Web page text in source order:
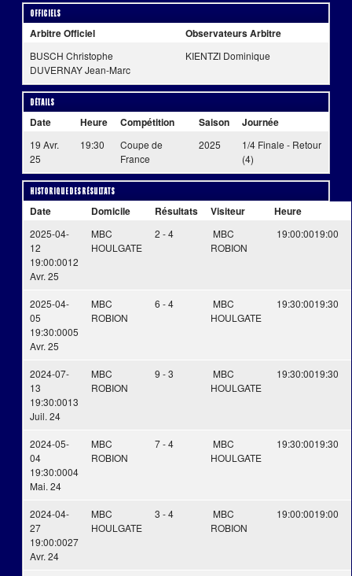
Officiels
Arbitre Officiel Observateurs Arbitre
BUSCH Christophe
DUVERNAY Jean-Marc
KIENTZI Dominique
Détails
Date Heure Compétition Saison Journée
19 Avr.
25
19:30
Coupe de
France
2025
1/4 Finale - Retour
(4)
Historique des résultats
Date Domicile Résultats Visiteur Heure
2025-04-
12
19:00:0012
Avr. 25
MBC
HOULGATE
2 - 4
MBC
ROBION
19:00:0019:00
2025-04-
05
19:30:0005
Avr. 25
MBC
ROBION
6 - 4
MBC
HOULGATE
19:30:0019:30
2024-07-
13
19:30:0013
Juil. 24
MBC
ROBION
9 - 3
MBC
HOULGATE
19:30:0019:30
2024-05-
04
19:30:0004
Mai. 24
MBC
ROBION
7 - 4
MBC
HOULGATE
19:30:0019:30
2024-04-
27
19:00:0027
Avr. 24
MBC
HOULGATE
3 - 4
MBC
ROBION
19:00:0019:00